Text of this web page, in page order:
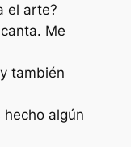
el arte?
Me
también
hecho algún